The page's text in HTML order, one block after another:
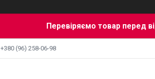
Перевіряємо товар перед
+380 (96) 258-06-98